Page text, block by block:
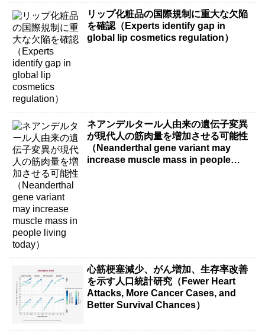
リップ化粧品の国際規制に重大な欠陥
を確認（Experts identify gap in
global lip cosmetics regulation）
ネアンデルタール人由来の遺伝子変異
が現代人の筋肉量を増加させる可能性
（Neanderthal gene variant may
increase muscle mass in people
心筋梗塞減少、がん増加、生存率改善
を示す人口統計研究（Fewer Heart
Attacks, More Cancer Cases, and
Better Survival Chances）